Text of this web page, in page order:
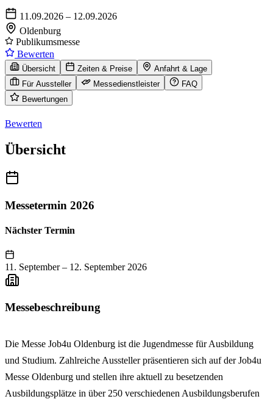
11.09.2026 – 12.09.2026
Oldenburg
Publikumsmesse
Bewerten
Übersicht Zeiten & Preise
Anfahrt & Lage
Für Aussteller
Messedienstleister
FAQ
Bewertungen
Bewerten
Übersicht
Messetermin 2026
Nächster Termin
11. September – 12. September 2026
Messebeschreibung
Die Messe Job4u Oldenburg ist die Jugendmesse für Ausbildung
und Studium. Zahlreiche Aussteller präsentieren sich auf der Job4u
Messe Oldenburg und stellen ihre aktuell zu besetzenden
Ausbildungsplätze in über 250 verschiedenen Ausbildungsberufen